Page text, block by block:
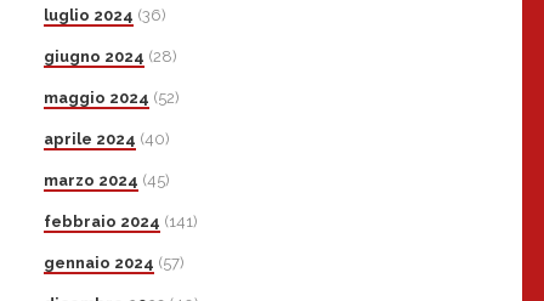
luglio 2024 (36)
giugno 2024 (28)
maggio 2024 (52)
aprile 2024 (40)
marzo 2024 (45)
febbraio 2024 (141)
gennaio 2024 (57)